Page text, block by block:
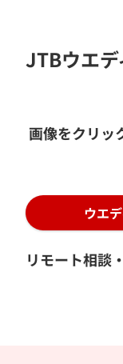
JTBウエ
画像をクリッ
ウエ
リモート相談